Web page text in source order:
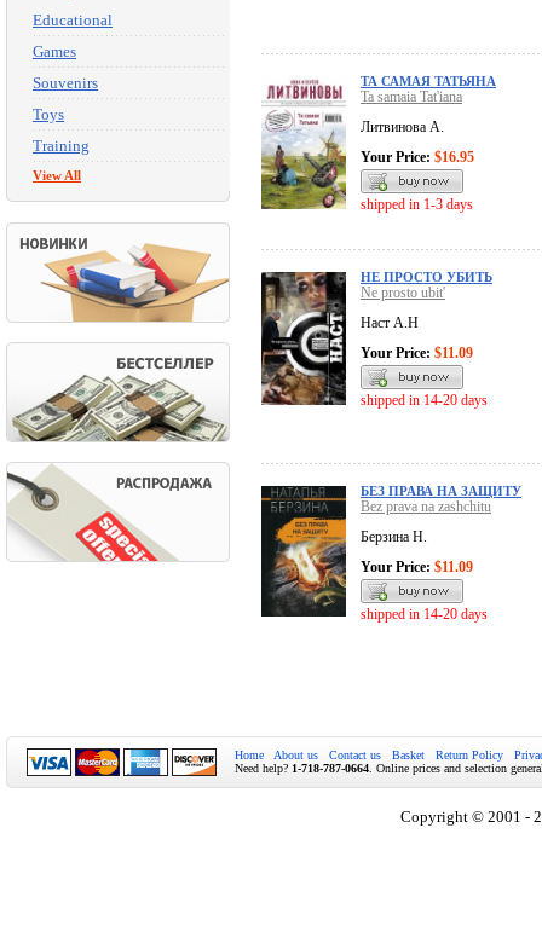
Educational
Games
Souvenirs
Toys
Training
View All
ТА САМАЯ ТАТЬЯНА
Ta samaia Tat'iana
Литвинова А.
Your Price: $16.95
shipped in 1-3 days
НЕ ПРОСТО УБИТЬ
Ne prosto ubit'
Наст А.Н
Your Price: $11.09
shipped in 14-20 days
БЕЗ ПРАВА НА ЗАЩИТУ
Bez prava na zashchitu
Берзина Н.
Your Price: $11.09
shipped in 14-20 days
Home About us Contact us Basket Return Policy
Need help? 1-718-787-0664 . Online prices and selection
Copyright © 2001 -